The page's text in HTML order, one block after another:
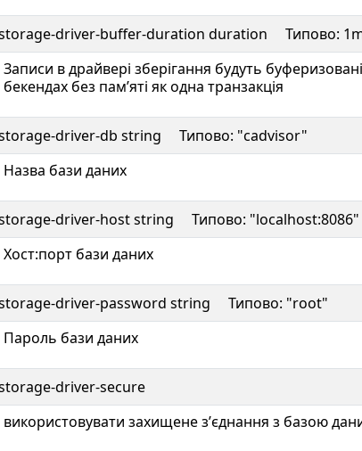
driver-buffer-duration duration Типово:
Записи в драйвері зберігання будуть
бекендах без памʼяті як одна транзакція
driver-db string Типово: "cadvisor"
Назва бази даних
driver-host string Типово: "localhost:8086"
Хост:порт бази даних
driver-password string Типово: "root"
Пароль бази даних
driver-secure
використовувати захищене зʼєднання з базою